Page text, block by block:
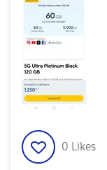
0 Likes